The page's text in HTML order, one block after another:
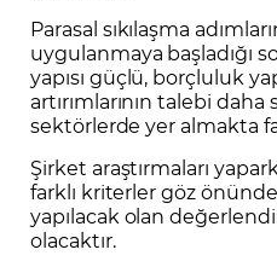
Parasal sıkılaşma
uygulanmaya başladığı
yapısı güçlü, borçluluk
artırımlarının talebi daha
sektörlerde yer almakta
Şirket araştırmaları
farklı kriterler göz
yapılacak olan
olacaktır.